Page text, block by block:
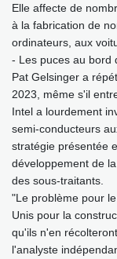
Elle affecte de
à la fabrication de
ordinateurs, aux
- Les puces au bord
Pat Gelsinger a
2023, même s'il
Intel a lourdement
semi-conducteurs
stratégie présentée
développement de
des sous-traitants.
"Le problème pour
Unis pour la
qu'ils n'en
l'analyste